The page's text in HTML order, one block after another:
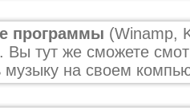
программы (Winamp,
Вы тут же сможете
на своем